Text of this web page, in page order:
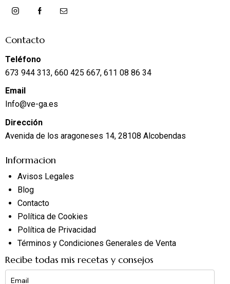
Contacto
Teléfono
673 944 313, 660 425 667, 611 08 86 34
Email
Info@ve-ga.es
Dirección
Avenida de los aragoneses 14, 28108 Alcobendas
Informacion
Avisos Legales
Blog
Contacto
Política de Cookies
Política de Privacidad
Términos y Condiciones Generales de Venta
Recibe todas mis recetas y consejos